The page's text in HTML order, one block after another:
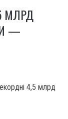
МЛРД
—
4,5 млрд